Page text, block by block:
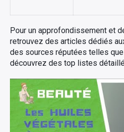
Pour un approfondissement et
retrouvez des articles dédiés
des sources réputées telles que
découvrez des top listes